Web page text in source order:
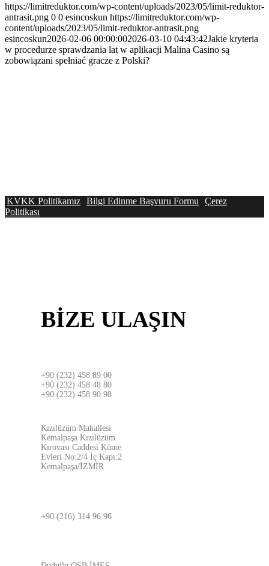
https://limitreduktor.com/wp-content/uploads/2023/05/limit-reduktor-
antrasit.png 0 0 esincoskun https://limitreduktor.com/wp-
content/uploads/2023/05/limit-reduktor-antrasit.png
esincoskun2026-02-06 00:00:002026-03-10 04:43:42Jakie kryteria
w procedurze sprawdzania lat w aplikacji Malina Casino są
zobowiązani spełniać gracze z Polski?
KVKK Politikamız Bilgi Edinme Başvuru Formu
Çerez
Politikası
BİZE ULAŞIN
+90 (232) 458 89 00
+90 (232) 458 48 80
+90 (232) 458 90 98
Kızılüzüm Mahallesi
Kemalpaşa Kızılüzüm
Kırovası Caddesi Küme
Evleri No:2/4 İç Kapı:2
Kemalpaşa/İZMİR
+90 (216) 314 96 96